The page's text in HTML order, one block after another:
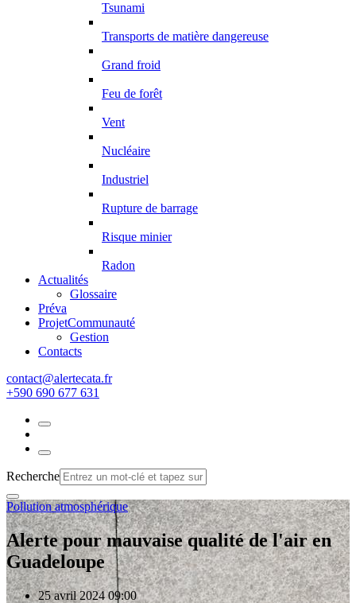
Tsunami
Transports de matière dangereuse
Grand froid
Feu de forêt
Vent
Nucléaire
Industriel
Rupture de barrage
Risque minier
Radon
Actualités
Glossaire
Préva
ProjetCommunauté
Gestion
Contacts
rf.atacetrela@tcatnoc
+590 690 677 631
Recherche
Pollution atmosphérique
Alerte pour mauvaise qualité de l'air en
Guadeloupe
25 avril 2024 09:00